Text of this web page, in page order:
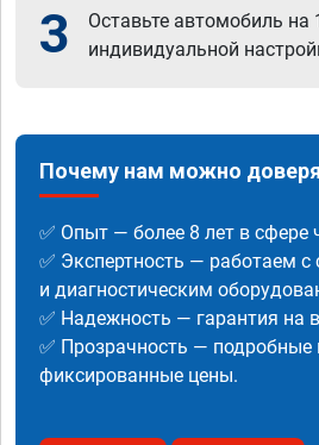
3
Оставьте автомобиль на
индивидуальной
Почему нам можно
✅ Опыт — более 8 лет в сфере
✅ Экспертность — работаем
и диагностическим
✅ Надежность — гарантия на
✅ Прозрачность — подробные
фиксированные цены.